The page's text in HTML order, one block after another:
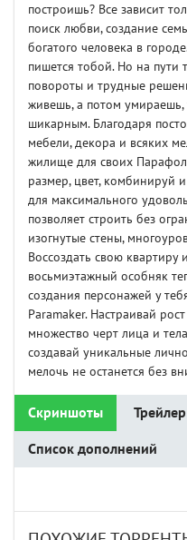
построишь? Все зависит
поиск любви, создание
богатого человека в
пишется тобой. Но на
повороты и трудные
живешь, а потом умираешь,
шикарным. Благодаря
мебели, декора и всяких
жилище для своих
размер, цвет, комбинируй
для максимального
позволяет строить без
изогнутые стены,
Воссоздать свою квартиру
восьмиэтажный особняк
создания персонажей у
Paramaker. Настраивай
множество черт лица и
создавай уникальные
мелочь не останется без
Скриншоты Трейлер
Список дополнений